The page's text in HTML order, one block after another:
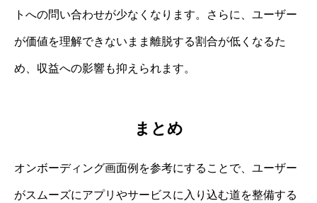
トへの問い合わせが少なくなります。さらに、ユーザー
が価値を理解できないまま離脱する割合が低くなるた
め、収益への影響も抑えられます。
まとめ
オンボーディング画面例を参考にすることで、ユーザー
がスムーズにアプリやサービスに入り込む道を整備する